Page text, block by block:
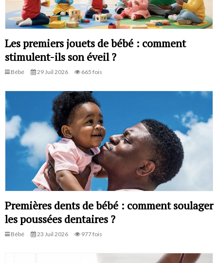
Les premiers jouets de bébé : comment
stimulent-ils son éveil ?
Bébé 29 Juil 2026 665 fois
Premières dents de bébé : comment soulager
les poussées dentaires ?
Bébé 23 Juil 2026 977 fois